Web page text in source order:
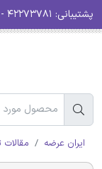
پشتیبانی:
ایران عرضه